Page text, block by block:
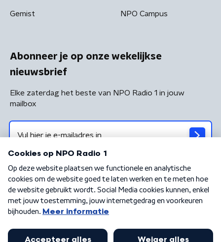
Gemist NPO Campus
Abonneer je op onze wekelijkse
nieuwsbrief
Elke zaterdag het beste van NPO Radio 1 in jouw
mailbox
Algemene voorwaarden